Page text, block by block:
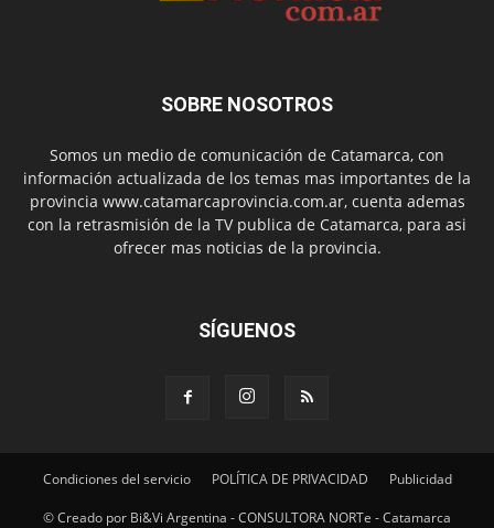
SOBRE NOSOTROS
Somos un medio de comunicación de Catamarca, con
información actualizada de los temas mas importantes de la
provincia www.catamarcaprovincia.com.ar, cuenta ademas
con la retrasmisión de la TV publica de Catamarca, para asi
ofrecer mas noticias de la provincia.
SÍGUENOS
Condiciones del servicio POLÍTICA DE PRIVACIDAD Publicidad
© Creado por Bi&Vi Argentina - CONSULTORA NORTe - Catamarca